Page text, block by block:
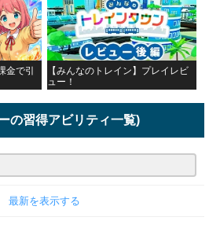
金で引
【みんなのトレイン】プレイレビ
ュー！
の習得アビリティ一覧)
最新を表示する